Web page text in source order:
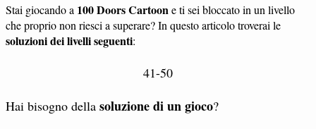
Stai giocando a 100 Doors Cartoone ti sei bloccato in un livello
che proprio non riesci a superare? In questo articolo troverai le
soluzioni dei livelli seguenti:
41-50
Hai bisogno della soluzione di un gioco?